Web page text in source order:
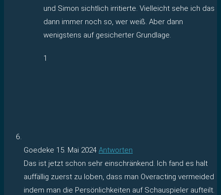
und Simon sichtlich irritierte. Vielleicht sehe ich das
dann immer noch so, wer weiß. Aber dann
wenigstens auf gesicherter Grundlage.
1
Goedeke 15. Mai 2024 Antworten
Das ist jetzt schon sehr einschränkend. Ich fand es halt
auffällig zuerst zu loben, dass man Overacting vermeided
indem man die Persönlichkeiten auf Schauspieler aufteilt.